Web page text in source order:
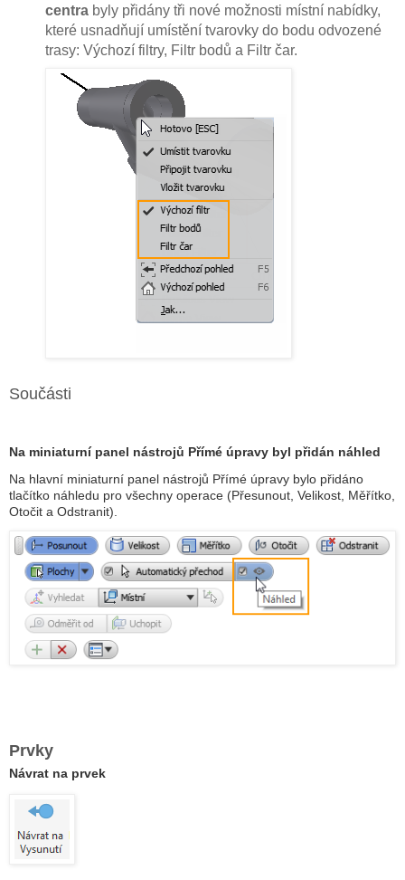
centrabyly přidány tři nové možnosti místní nabídky,
které usnadňují umístění tvarovky do bodu odvozené
trasy: Výchozí filtry, Filtr bodů a Filtr čar.
Součásti
Na miniaturní panel nástrojů Přímé úpravy byl přidán náhled
Na hlavní miniaturní panel nástrojů Přímé úpravy bylo přidáno
tlačítko náhledu pro všechny operace (Přesunout, Velikost, Měřítko,
Otočit a Odstranit).
Prvky
Návrat na prvek